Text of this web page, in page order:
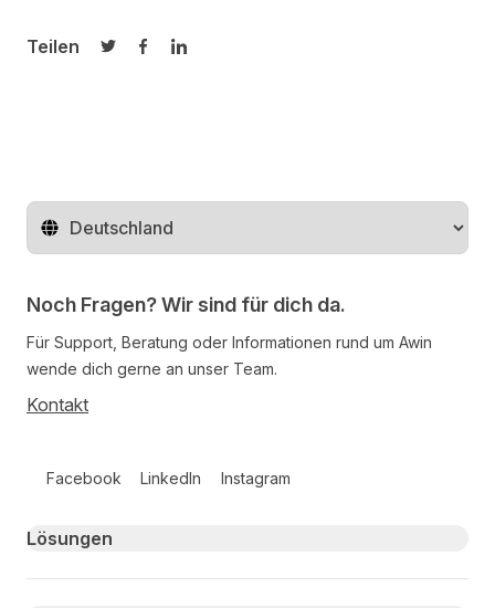
Teilen
Auf Twitter teilen
Auf Facebook teilen
Auf LinkedIn teilen
Region ändern
Noch Fragen? Wir sind für dich da.
Für Support, Beratung oder Informationen rund um Awin
wende dich gerne an unser Team.
Kontakt
Facebook LinkedIn Instagram
Primary footer navigation
Lösungen